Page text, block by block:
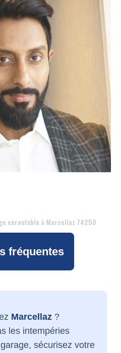
enroulable à Marcellaz 74250
fréquentes
Marcellaz ?
les intempéries
sécurisez votre